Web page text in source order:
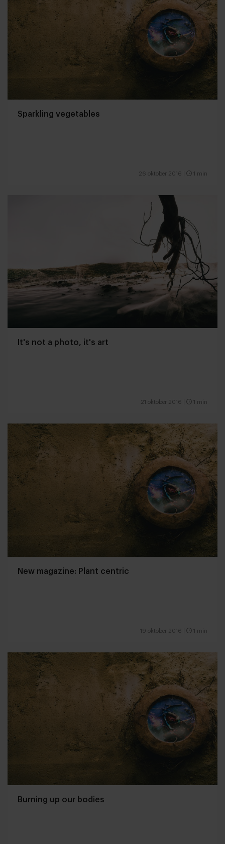
Sparkling vegetables
26 oktober 2016 1 min
It's not a photo, it's art
21 oktober 2016 1 min
New magazine: Plant centric
19 oktober 2016 1 min
Burning up our bodies